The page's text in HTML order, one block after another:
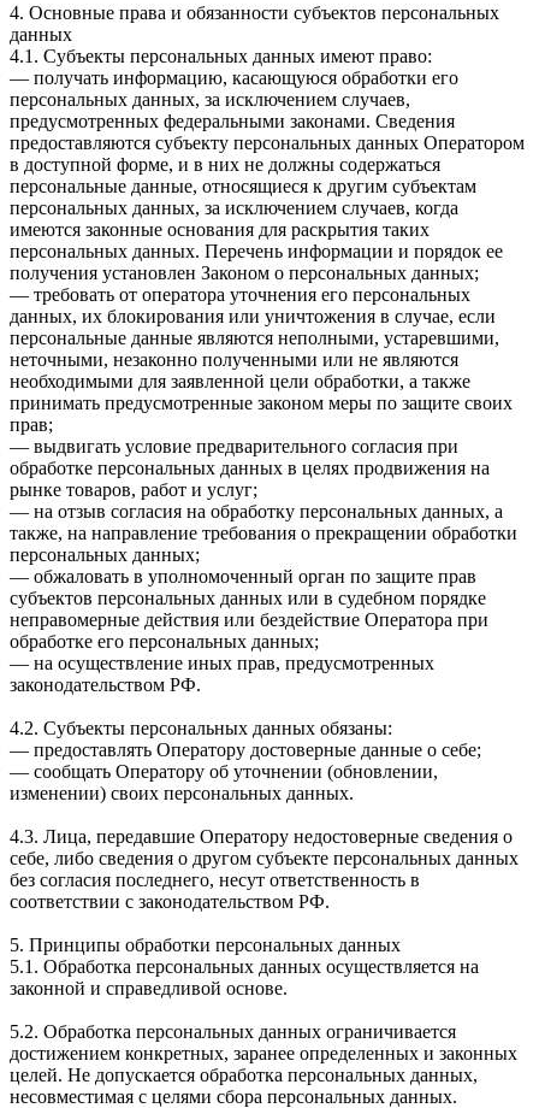
4. Основные права и обязанности субъектов персональных
данных
4.1. Субъекты персональных данных имеют право:
— получать информацию, касающуюся обработки его
персональных данных, за исключением случаев,
предусмотренных федеральными законами. Сведения
предоставляются субъекту персональных данных Оператором
в доступной форме, и в них не должны содержаться
персональные данные, относящиеся к другим субъектам
персональных данных, за исключением случаев, когда
имеются законные основания для раскрытия таких
персональных данных. Перечень информации и порядок ее
получения установлен Законом о персональных данных;
— требовать от оператора уточнения его персональных
данных, их блокирования или уничтожения в случае, если
персональные данные являются неполными, устаревшими,
неточными, незаконно полученными или не являются
необходимыми для заявленной цели обработки, а также
принимать предусмотренные законом меры по защите своих
прав;
— выдвигать условие предварительного согласия при
обработке персональных данных в целях продвижения на
рынке товаров, работ и услуг;
— на отзыв согласия на обработку персональных данных, а
также, на направление требования о прекращении обработки
персональных данных;
— обжаловать в уполномоченный орган по защите прав
субъектов персональных данных или в судебном порядке
неправомерные действия или бездействие Оператора при
обработке его персональных данных;
— на осуществление иных прав, предусмотренных
законодательством РФ.
4.2. Субъекты персональных данных обязаны:
— предоставлять Оператору достоверные данные о себе;
— сообщать Оператору об уточнении (обновлении,
изменении) своих персональных данных.
4.3. Лица, передавшие Оператору недостоверные сведения о
себе, либо сведения о другом субъекте персональных данных
без согласия последнего, несут ответственность в
соответствии с законодательством РФ.
5. Принципы обработки персональных данных
5.1. Обработка персональных данных осуществляется на
законной и справедливой основе.
5.2. Обработка персональных данных ограничивается
достижением конкретных, заранее определенных и законных
целей. Не допускается обработка персональных данных,
несовместимая с целями сбора персональных данных.